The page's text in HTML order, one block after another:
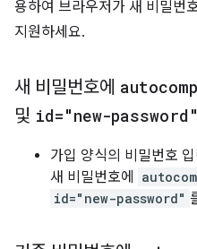
용하여 브라우저가 새 비밀번
지원하세요.
새 비밀번호에
및 id="new-password"
가입 양식의 비밀번호
새 비밀번호에
id="new-password"